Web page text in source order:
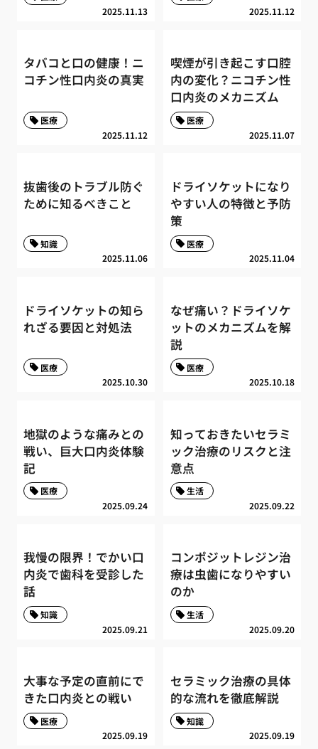
2025.11.13
2025.11.12
タバコと口の健康！ニ
コチン性口内炎の真実
2025.11.12
医療
喫煙が引き起こす口腔
内の変化？ニコチン性
口内炎のメカニズム
2025.11.07
医療
抜歯後のトラブル防ぐ
ために知るべきこと
2025.11.06
知識
ドライソケットになり
やすい人の特徴と予防
策
2025.11.04
医療
ドライソケットの知ら
れざる要因と対処法
2025.10.30
医療
なぜ痛い？ドライソケ
ットのメカニズムを解
説
2025.10.18
医療
地獄のような痛みとの
戦い、巨大口内炎体験
記
2025.09.24
医療
知っておきたいセラミ
ック治療のリスクと注
意点
2025.09.22
生活
我慢の限界！でかい口
内炎で歯科を受診した
話
2025.09.21
知識
コンポジットレジン治
療は虫歯になりやすい
のか
2025.09.20
生活
大事な予定の直前にで
きた口内炎との戦い
2025.09.19
医療
セラミック治療の具体
的な流れを徹底解説
2025.09.19
知識